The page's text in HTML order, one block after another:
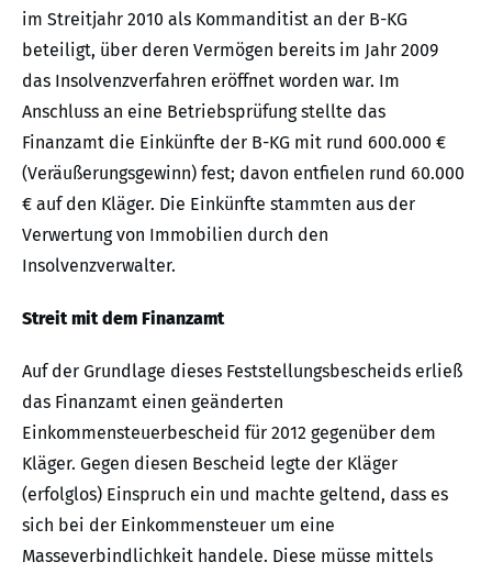
im Streitjahr 2010 als Kommanditist an der B-KG
beteiligt, über deren Vermögen bereits im Jahr 2009
das Insolvenzverfahren eröffnet worden war. Im
Anschluss an eine Betriebsprüfung stellte das
Finanzamt die Einkünfte der B-KG mit rund 600.000 €
(Veräußerungsgewinn) fest; davon entfielen rund 60.000
€ auf den Kläger. Die Einkünfte stammten aus der
Verwertung von Immobilien durch den
Insolvenzverwalter.
Streit mit dem Finanzamt
Auf der Grundlage dieses Feststellungsbescheids erließ
das Finanzamt einen geänderten
Einkommensteuerbescheid für 2012 gegenüber dem
Kläger. Gegen diesen Bescheid legte der Kläger
(erfolglos) Einspruch ein und machte geltend, dass es
sich bei der Einkommensteuer um eine
Masseverbindlichkeit handele. Diese müsse mittels